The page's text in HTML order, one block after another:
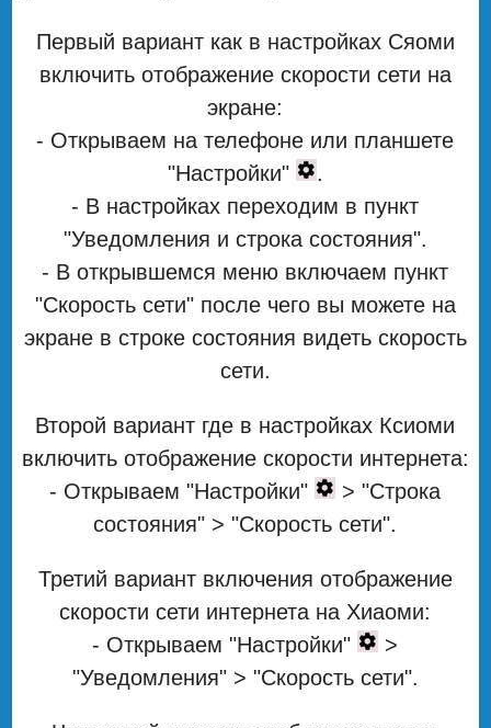
Первый вариант как в настройках Сяоми
включить отображение скорости сети на
экране:
- Открываем на телефоне или планшете
"Настройки"
.
- В настройках переходим в пункт
"Уведомления и строка состояния".
- В открывшемся меню включаем пункт
"Скорость сети" после чего вы можете на
экране в строке состояния видеть скорость
сети.
Второй вариант где в настройках Ксиоми
включить отображение скорости интернета:
- Открываем "Настройки"
> "Строка
состояния" > "Скорость сети".
Третий вариант включения отображение
скорости сети интернета на Хиаоми:
- Открываем "Настройки"
>
"Уведомления" > "Скорость сети".